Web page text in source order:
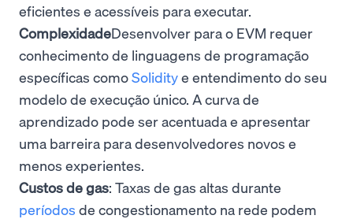
eficientes e acessíveis para executar.
ComplexidadeDesenvolver para o EVM requer
conhecimento de linguagens de programação
específicas comoSoliditye entendimento do seu
modelo de execução único. A curva de
aprendizado pode ser acentuada e apresentar
uma barreira para desenvolvedores novos e
menos experientes.
Custos de gas: Taxas de gas altas durante
períodos de congestionamento na rede podem